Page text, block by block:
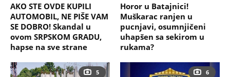
AKO STE OVDE KUPILI
AUTOMOBIL, NE PIŠE VAM
SE DOBRO! Skandal u
ovom SRPSKOM GRADU,
hapse na sve strane
Horor u Batajnici!
Muškarac ranjen u
pucnjavi, osumnjičeni
uhapšen sa sekirom u
rukama?
5 6